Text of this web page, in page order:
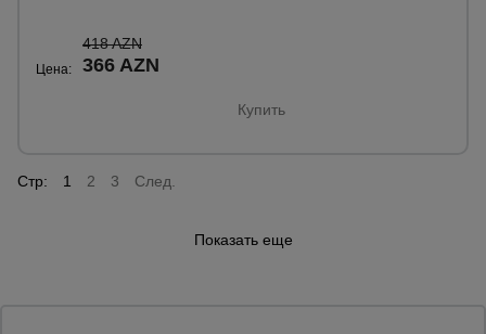
Цена:
418 AZN
366 AZN
Купить
Стр: 1 2 3 След.
Показать еще